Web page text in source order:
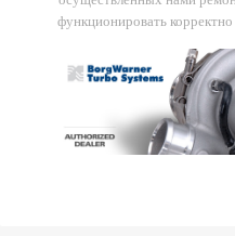
функционировать